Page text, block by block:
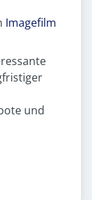
Imagefilm
und